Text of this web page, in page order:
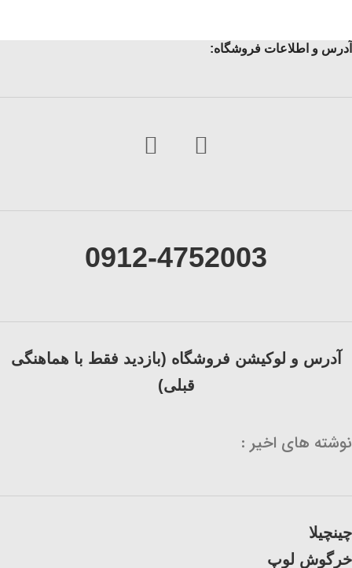
آدرس و اطلاعات فروشگاه:
0912-4752003
آدرس و لوکیشن فروشگاه (بازدید فقط با هماهنگی
قبلی)
نوشته های اخیر :
چینچیلا
خرگوش لوپ